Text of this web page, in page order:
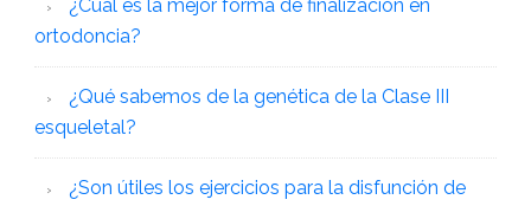
¿Cuál es la mejor forma de finalización en
ortodoncia?
¿Qué sabemos de la genética de la Clase III
esqueletal?
¿Son útiles los ejercicios para la disfunción de